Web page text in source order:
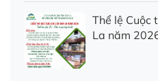
Thể lệ Cuộc
La năm